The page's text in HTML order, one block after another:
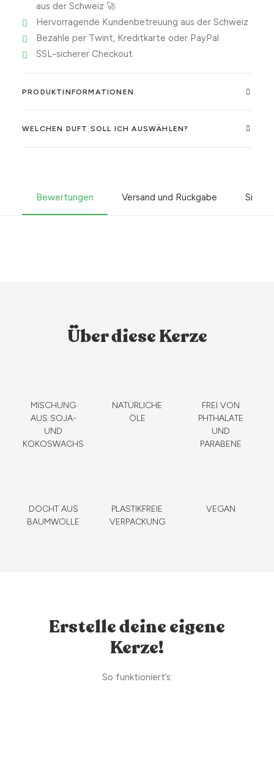
aus der Schweiz 🚀
Hervorragende Kundenbetreuung aus der Schweiz
Bezahle per Twint, Kreditkarte oder PayPal
SSL-sicherer Checkout
PRODUKTINFORMATIONEN
WELCHEN DUFT SOLL ICH AUSWÄHLEN?
Bewertungen Versand und Rückgabe
Über diese Kerze
MISCHUNG
AUS SOJA-
UND
KOKOSWACHS
NATÜRLICHE
ÖLE
FREI VON
PHTHALATE
UND
PARABENE
DOCHT AUS
BAUMWOLLE
PLASTIKFREIE
VERPACKUNG
VEGAN
Erstelle deine eigene
Kerze!
So funktioniert’s: